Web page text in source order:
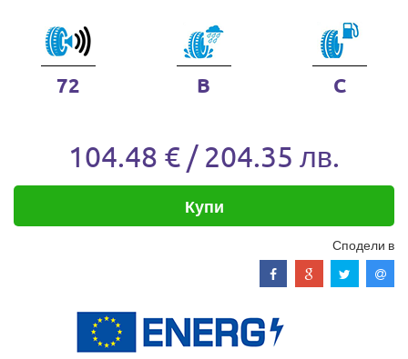
72 B C
104.48 € / 204.35 лв.
Купи
Сподели в